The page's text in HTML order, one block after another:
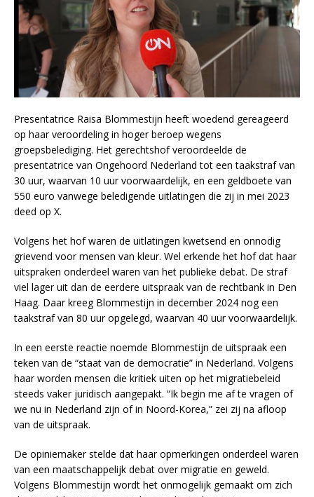
Presentatrice Raisa Blommestijn heeft woedend gereageerd
op haar veroordeling in hoger beroep wegens
groepsbelediging. Het gerechtshof veroordeelde de
presentatrice van Ongehoord Nederland tot een taakstraf van
30 uur, waarvan 10 uur voorwaardelijk, en een geldboete van
550 euro vanwege beledigende uitlatingen die zij in mei 2023
deed op X.
Volgens het hof waren de uitlatingen kwetsend en onnodig
grievend voor mensen van kleur. Wel erkende het hof dat haar
uitspraken onderdeel waren van het publieke debat. De straf
viel lager uit dan de eerdere uitspraak van de rechtbank in Den
Haag. Daar kreeg Blommestijn in december 2024 nog een
taakstraf van 80 uur opgelegd, waarvan 40 uur voorwaardelijk.
In een eerste reactie noemde Blommestijn de uitspraak een
teken van de “staat van de democratie” in Nederland. Volgens
haar worden mensen die kritiek uiten op het migratiebeleid
steeds vaker juridisch aangepakt. “Ik begin me af te vragen of
we nu in Nederland zijn of in Noord-Korea,” zei zij na afloop
van de uitspraak.
De opiniemaker stelde dat haar opmerkingen onderdeel waren
van een maatschappelijk debat over migratie en geweld.
Volgens Blommestijn wordt het onmogelijk gemaakt om zich